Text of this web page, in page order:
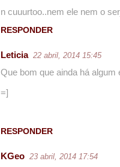
n cuuurtoo..nem ele nem o
RESPONDER
Leticia 22 abril, 2014 15:45
Que bom que ainda há
=]
RESPONDER
KGeo 23 abril, 2014 17:54